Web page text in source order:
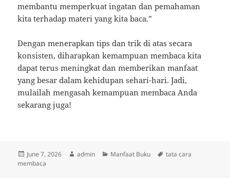
membantu memperkuat ingatan dan pemahaman
kita terhadap materi yang kita baca.”
Dengan menerapkan tips dan trik di atas secara
konsisten, diharapkan kemampuan membaca kita
dapat terus meningkat dan memberikan manfaat
yang besar dalam kehidupan sehari-hari. Jadi,
mulailah mengasah kemampuan membaca Anda
sekarang juga!
Posted
on
June 7, 2026 Author
admin Categories
Manfaat Buku Tags
tata cara
membaca